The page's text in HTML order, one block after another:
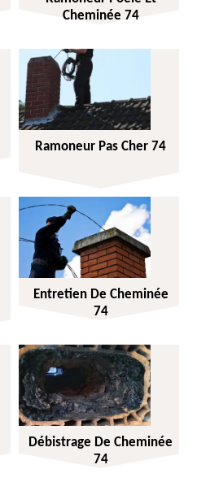
Cheminée 74
Ramoneur Pas Cher 74
Entretien De Cheminée
74
Débistrage De Cheminée
74